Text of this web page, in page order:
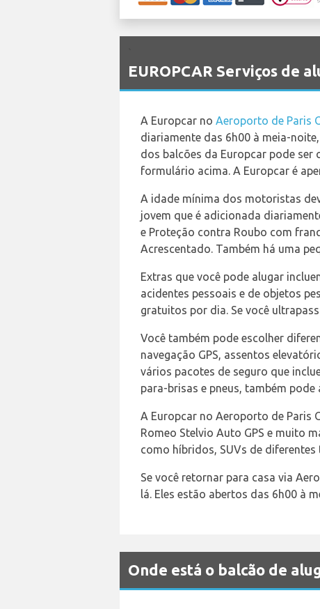
EUROPCAR Serviços de
A Europcar no Aeroporto de Paris
diariamente das 6h00 à meia-
dos balcões da Europcar pode ser
formulário acima. A Europcar é
A idade mínima dos motoristas
jovem que é adicionada
e Proteção contra Roubo com
Acrescentado. Também há uma
Extras que você pode alugar
acidentes pessoais e de objetos
gratuitos por dia. Se você
Você também pode escolher
navegação GPS, assentos
vários pacotes de seguro que
para-brisas e pneus, também
A Europcar no Aeroporto de Paris
Romeo Stelvio Auto GPS e muito
como híbridos, SUVs de
Se você retornar para casa via
lá. Eles estão abertos das 6h00 à
Onde está o balcão de